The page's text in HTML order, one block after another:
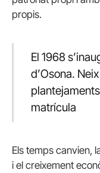
propis.
El 1968
d’Osona.
matrícula
Els temps canvien,
i el creixement